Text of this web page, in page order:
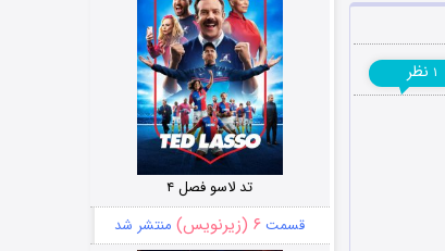
۱ نظر
تد لاسو فصل ۴
قسمت ۶ (زیرنویس) منتشر شد